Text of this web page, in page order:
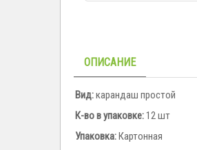
ОПИСАНИЕ
Вид:карандаш простой
К-во в упаковке:12 шт
Упаковка:Картонная